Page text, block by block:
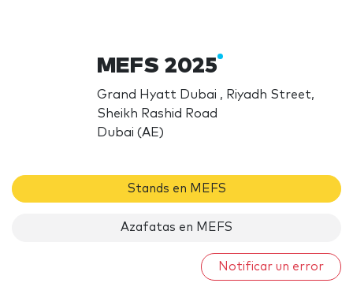
MEFS 2025
Grand Hyatt Dubai , Riyadh Street,
Sheikh Rashid Road
Dubai (AE)
Stands en MEFS
Azafatas en MEFS
Notificar un error